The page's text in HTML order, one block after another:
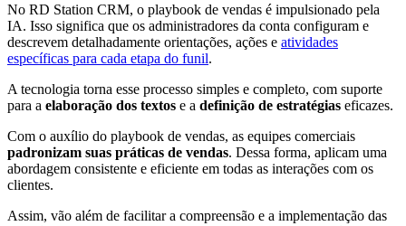
No RD Station CRM, o playbook de vendas é impulsionado pela
IA. Isso significa que os administradores da conta configuram e
descrevem detalhadamente orientações, ações e atividades
específicas para cada etapa do funil.
A tecnologia torna esse processo simples e completo, com suporte
para a elaboração dos textos e a definição de estratégias eficazes.
Com o auxílio do playbook de vendas, as equipes comerciais
padronizam suas práticas de vendas. Dessa forma, aplicam uma
abordagem consistente e eficiente em todas as interações com os
clientes.
Assim, vão além de facilitar a compreensão e a implementação das